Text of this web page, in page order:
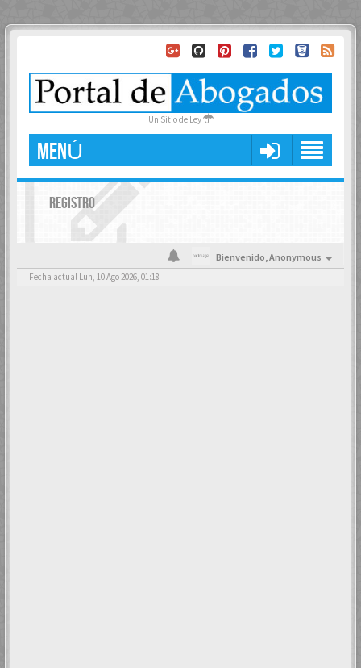
Un Sitio de Ley
MENÚ
REGISTRO
Bienvenido,Anonymous
Fecha actual Lun, 10 Ago 2026, 01:18